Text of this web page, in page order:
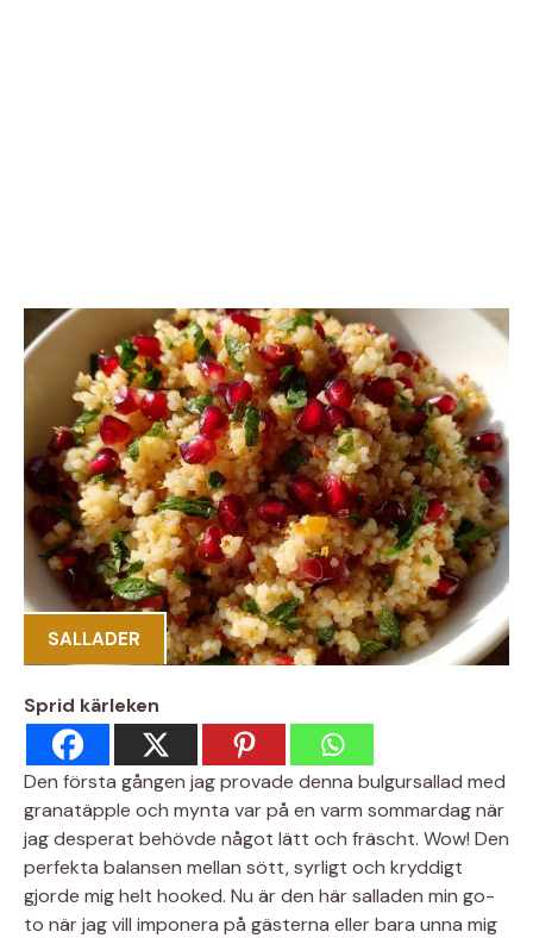
SALLADER
Sprid kärleken
Den första gången jag provade denna bulgursallad med
granatäpple och mynta var på en varm sommardag när
jag desperat behövde något lätt och fräscht. Wow! Den
perfekta balansen mellan sött, syrligt och kryddigt
gjorde mig helt hooked. Nu är den här salladen min go-
to när jag vill imponera på gästerna eller bara unna mig